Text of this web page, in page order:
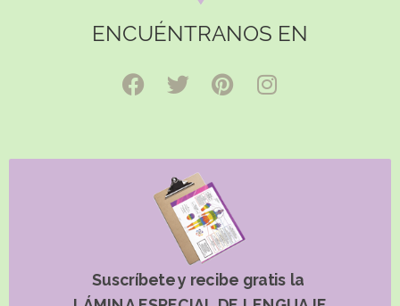
ENCUÉNTRANOS EN
Suscríbete y recibe gratis la